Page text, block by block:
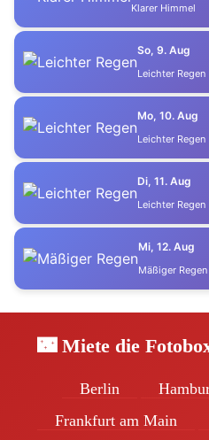
Klarer Himmel
So, 9. Aug
Leichter Regen
Mo, 10. Aug
Leichter Regen
Di, 11. Aug
Leichter Regen
Mi, 12. Aug
Mäßiger Regen
🌃 Miete die
Berlin
Frankfurt am Main